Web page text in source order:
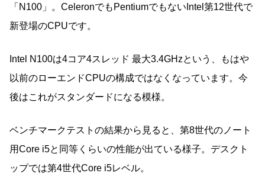
「N100」。CeleronでもPentiumでもないIntel第12世代で
新登場のCPUです。
Intel N100は4コア4スレッド 最大3.4GHzという、もはや
以前のローエンドCPUの構成ではなくなっています。今
後はこれがスタンダードになる模様。
ベンチマークテストの結果から見ると、第8世代のノート
用Core i5と同等くらいの性能が出ている様子。デスクト
ップでは第4世代Core i5レベル。